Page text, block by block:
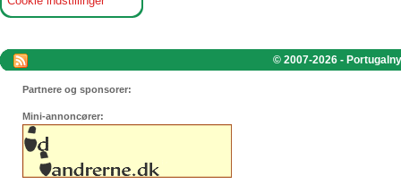
© 2007-2026 -
Partnere og sponsorer:
Mini-annoncører: